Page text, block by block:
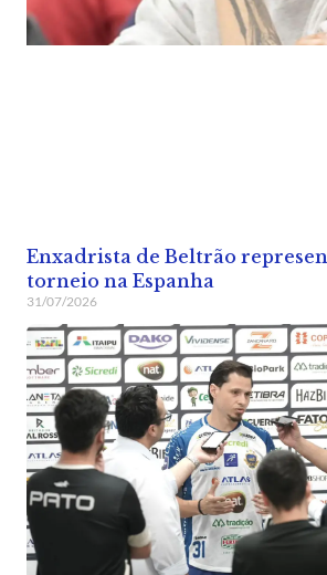
Enxadrista de Beltrão
torneio na Espanha
31/07/2026